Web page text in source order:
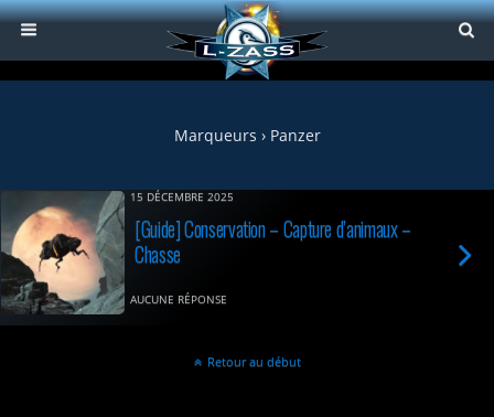
Marqueurs › Panzer
15 DÉCEMBRE 2025
[Guide] Conservation – Capture d’animaux –
Chasse
AUCUNE RÉPONSE
Retour au début